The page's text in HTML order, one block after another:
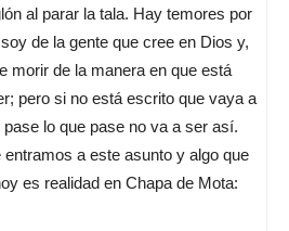
al parar la tala. Hay temores por
de la gente que cree en Dios y,
morir de la manera en que está
pero si no está escrito que vaya a
lo que pase no va a ser así.
a este asunto y algo que
es realidad en Chapa de Mota: